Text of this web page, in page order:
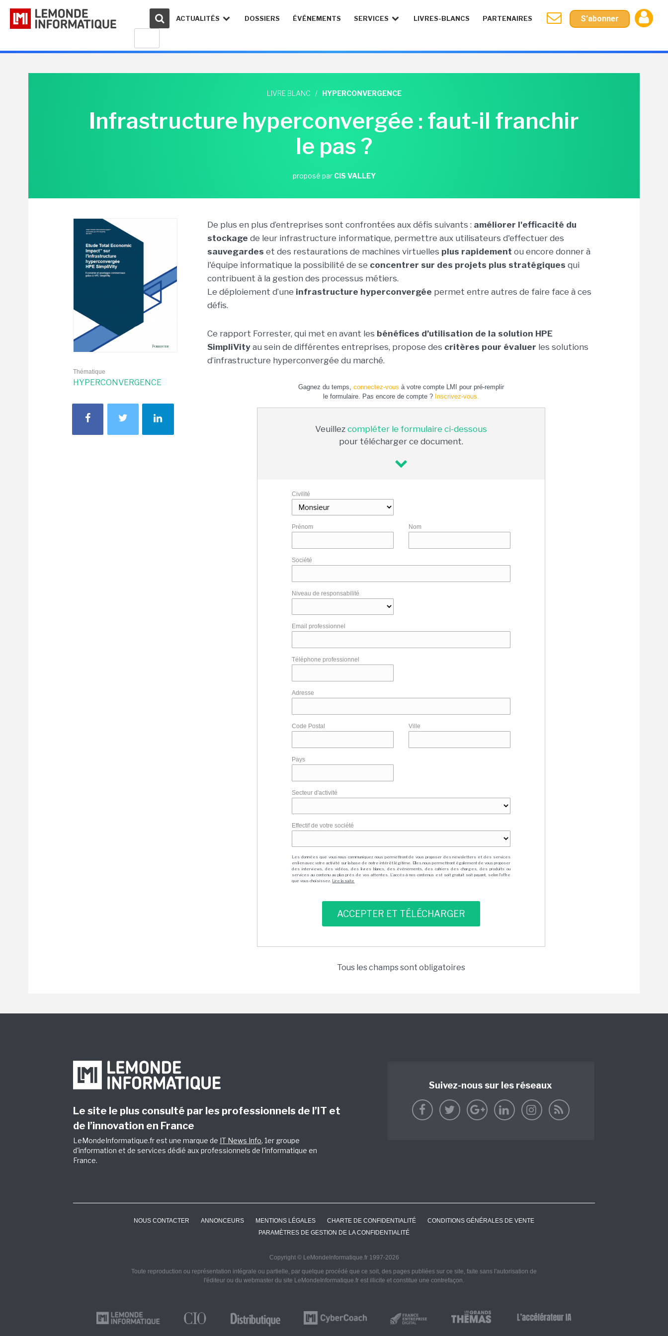
ACTUALITÉS DOSSIERS ÉVÉNEMENTS SERVICES LIVRES-BLANCS PARTENAIRES S'abonner
LIVRE BLANC / HYPERCONVERGENCE
Infrastructure hyperconvergée : faut-il franchir
le pas ?
proposé par CIS VALLEY
Thématique
HYPERCONVERGENCE
De plus en plus d’entreprises sont confrontées aux défis suivants : améliorer l'efficacité du
stockage de leur infrastructure informatique, permettre aux utilisateurs d'effectuer des
sauvegardes et des restaurations de machines virtuelles plus rapidement ou encore donner à
l'équipe informatique la possibilité de se concentrer sur des projets plus stratégiques qui
contribuent à la gestion des processus métiers.
Le déploiement d’une infrastructure hyperconvergée permet entre autres de faire face à ces
défis.
Ce rapport Forrester, qui met en avant les bénéfices d’utilisation de la solution HPE
SimpliVity au sein de différentes entreprises, propose des critères pour évaluer les solutions
d’infrastructure hyperconvergée du marché.
Gagnez du temps, connectez-vous à votre compte LMI pour pré-remplir
le formulaire. Pas encore de compte ? Inscrivez-vous.
Veuillez compléter le formulaire ci-dessous
pour télécharger ce document.
Civilité
Prénom Nom
Société
Niveau de responsabilité
Email professionnel
Téléphone professionnel
Adresse
Code Postal Ville
Pays
Secteur d'activité
Effectif de votre société
Les données que vous nous communiquez nous permettront de vous proposer des newsletters et des services
en lien avec votre activité sur la base de notre intérêt légitime. Elles nous permettront également de vous proposer
des interviews, des vidéos, des livres blancs, des événements, des cahiers des charges, des produits ou
services au contenu au plus près de vos attentes. L'accès à nos contenus est soit gratuit soit payant, selon l'offre
que vous choisissez. Lire la suite
Tous les champs sont obligatoires
Le site le plus consulté par les professionnels de l’IT et
de l’innovation en France
LeMondeInformatique.fr est une marque de IT News Info, 1er groupe
d'information et de services dédié aux professionnels de l'informatique en
France.
Suivez-nous sur les réseaux
NOUS CONTACTER ANNONCEURS MENTIONS LÉGALES CHARTE DE CONFIDENTIALITÉ
CONDITIONS GÉNÉRALES DE VENTE
PARAMÈTRES DE GESTION DE LA CONFIDENTIALITÉ
Copyright © LeMondeInformatique.fr 1997-2026
Toute reproduction ou représentation intégrale ou partielle, par quelque procédé que ce soit, des pages publiées sur ce site, faite sans l'autorisation de
l'éditeur ou du webmaster du site LeMondeInformatique.fr est illicite et constitue une contrefaçon.